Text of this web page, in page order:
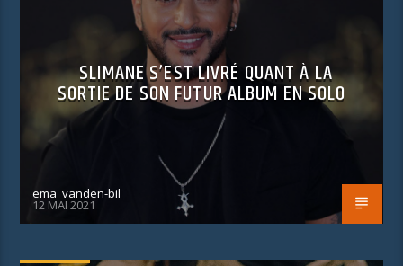
SLIMANE S’EST LIVRÉ QUANT À LA
SORTIE DE SON FUTUR ALBUM EN SOLO
ema_vanden-bil
12 MAI 2021